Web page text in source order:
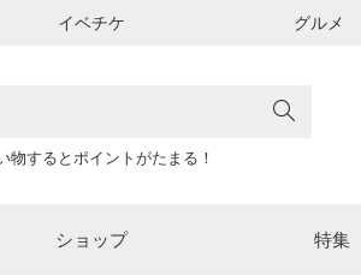
イベチケ グルメ
物するとポイントがたまる！
ショップ 特集